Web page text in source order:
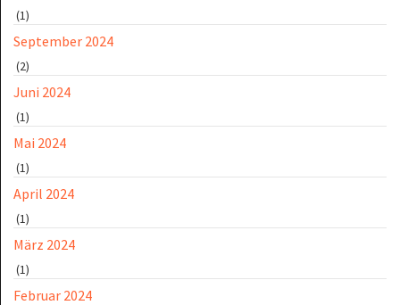
(1)
September 2024
(2)
Juni 2024
(1)
Mai 2024
(1)
April 2024
(1)
März 2024
(1)
Februar 2024